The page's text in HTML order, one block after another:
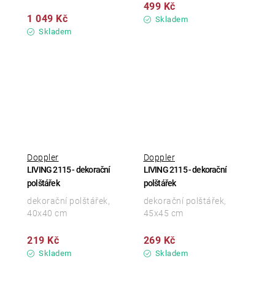
Skladem
1 049 Kč Skladem
499 Kč
LIVING 2115 - dekorační
polštářek
Doppler
Skladem
219 Kč
dekorační polštářek,
40x40 cm
LIVING 2115 - dekorační
polštářek
Doppler
Skladem
269 Kč
dekorační polštářek,
45x45 cm